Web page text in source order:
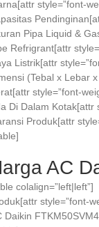
style=”font-
Pipa Liquid &
Refrigrant[attr
Listrik[attr
(Tebal x Lebar
style=”font-
Di Dalam Kotak[attr
Produk[attr
AC
colalign=”left|left”]
style=”font-
Daikin